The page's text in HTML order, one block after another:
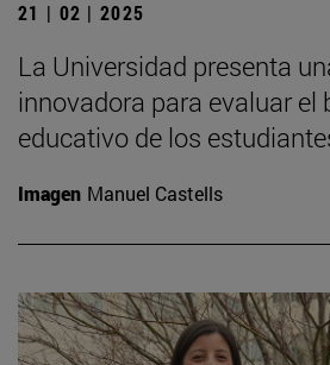
21 | 02 | 2025
La Universidad presenta
innovadora para evaluar el
educativo de los
Imagen Manuel Castells